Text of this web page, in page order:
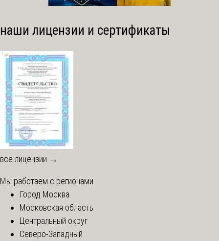
наши лицензии и сертификаты
все лицензии →
Мы работаем с регионами
Город Москва
Московская область
Центральный округ
Северо-Западный